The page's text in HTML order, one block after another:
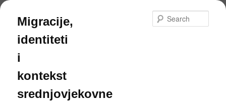
Skip
primary
content
Migracije,
identiteti
i
kontekst
srednjovjekovne